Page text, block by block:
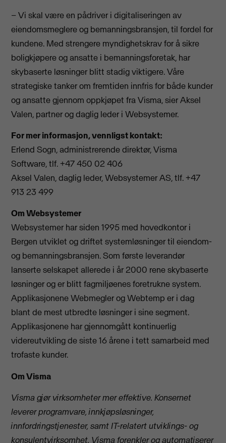
– Vi skal være en pådriver i digitaliseringen av
eiendomsmeglere og bemanningsbransjen, til fordel for
kundene. Med strengere myndighetskrav for å sikre
boligkjøpere og ansatte i bemanningsforetak, har
skybaserte løsninger blitt stadig viktigere. Våre
strategiske tanker om fremtiden innfris for både kunder
og ansatte gjennom oppkjøpet fra Visma, sier Aksel
Valen, partner og daglig leder i Websystemer.
For mer informasjon, vennligst kontakt:
Erlend Sogn, administrerende direktør, Visma
Software, tlf. +47 450 02 406
Aksel Valen, daglig leder, Websystemer AS, tlf. +47
913 23 499
Om Websystemer
Websystemer har siden 1995 med hovedkontor i
Bergen utviklet og driftet systemløsninger til eiendom-
og bemanningsbransjen. Som første leverandør
lanserte selskapet allerede i år 2000 rene skybaserte
løsninger og er blitt fagmiljøenes foretrukne system.
Applikasjonene Webmegler og Webtemp er i dag
blant de mest utbredte løsninger i sine segment.
Applikasjonene har gjennomgått kontinuerlig
videreutvikling de siste 16 årene i tett samarbeid med
trofaste kunder.
Om Visma
Visma gjør virksomheter mer effektive. Konsernet
leverer programvare, innkjøpsløsninger,
innfordringstjenester, samt IT-relatert utviklings- og
konsulentvirksomhet. Visma forenkler og automatiserer